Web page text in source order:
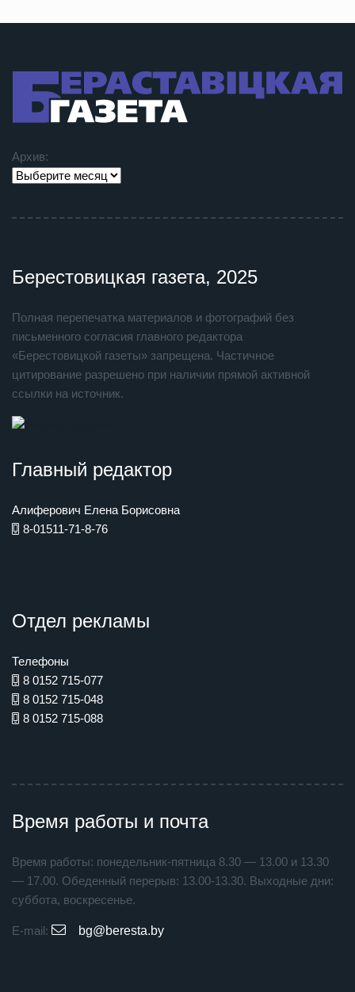
Архив:
Берестовицкая газета, 2025
Полная перепечатка материалов и фотографий без
письменного согласия главного редактора
«Берестовицкой газеты» запрещена. Частичное
цитирование разрешено при наличии прямой активной
ссылки на источник.
Главный редактор
Алиферович Елена Борисовна
8-01511-71-8-76
Отдел рекламы
Телефоны
8 0152 715-077
8 0152 715-048
8 0152 715-088
Время работы и почта
Время работы: понедельник-пятница 8.30 — 13.00 и 13.30
— 17.00. Обеденный перерыв: 13.00-13.30. Выходные дни:
суббота, воскресенье.
E-mail: bg@beresta.by